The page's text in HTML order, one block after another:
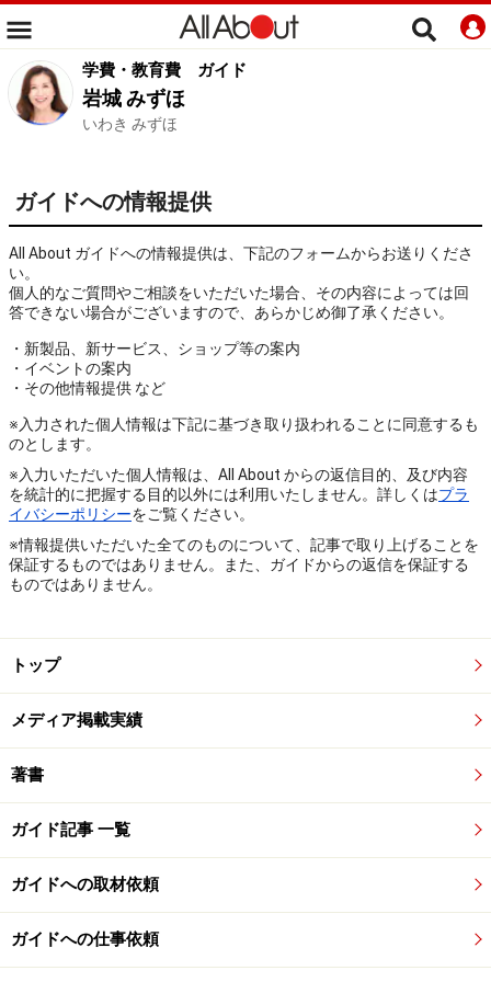
学費・教育費 ガイド
岩城 みずほ
いわき みずほ
ガイドへの情報提供
All About ガイドへの情報提供は、下記のフォームからお送りくださ
い。
個人的なご質問やご相談をいただいた場合、その内容によっては回
答できない場合がございますので、あらかじめ御了承ください。
・新製品、新サービス、ショップ等の案内
・イベントの案内
・その他情報提供 など
※入力された個人情報は下記に基づき取り扱われることに同意するも
のとします。
※入力いただいた個人情報は、All About からの返信目的、及び内容
を統計的に把握する目的以外には利用いたしません。詳しくはプラ
イバシーポリシーをご覧ください。
※情報提供いただいた全てのものについて、記事で取り上げることを
保証するものではありません。また、ガイドからの返信を保証する
ものではありません。
トップ
メディア掲載実績
著書
ガイド記事 一覧
ガイドへの取材依頼
ガイドへの仕事依頼